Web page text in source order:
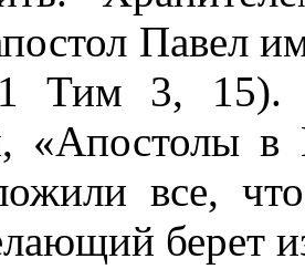
Павел
Тим 3, 15).
«Апостолы в
все,
берет